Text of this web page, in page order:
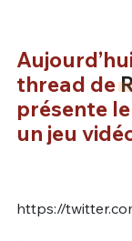
thread de
présente
un jeu
https://